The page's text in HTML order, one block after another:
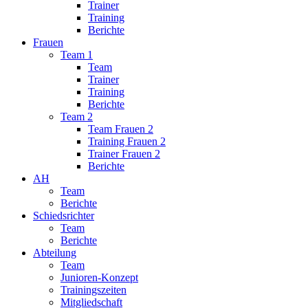
Trainer
Training
Berichte
Frauen
Team 1
Team
Trainer
Training
Berichte
Team 2
Team Frauen 2
Training Frauen 2
Trainer Frauen 2
Berichte
AH
Team
Berichte
Schiedsrichter
Team
Berichte
Abteilung
Team
Junioren-Konzept
Trainingszeiten
Mitgliedschaft